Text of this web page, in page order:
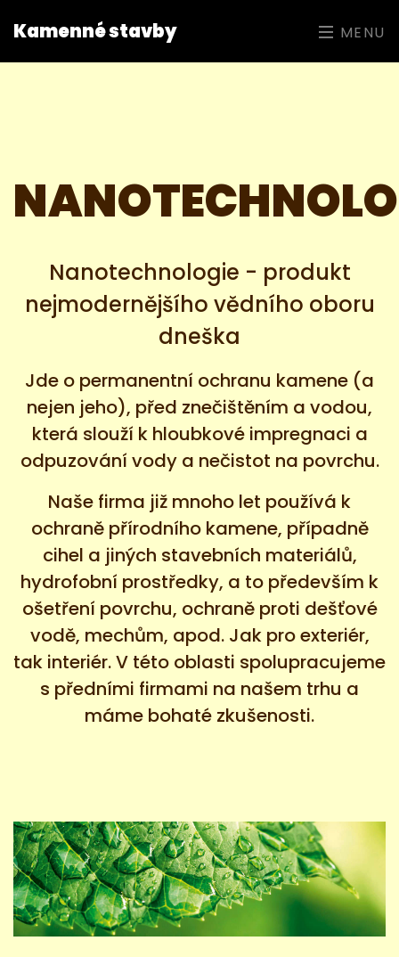
Kamenné stavby MENU
Nanotechnologie - produkt
nejmodernějšího vědního oboru
dneška
Jde o permanentní ochranu kamene (a
nejen jeho), před znečištěním a vodou,
která slouží k hloubkové impregnaci a
odpuzování vody a nečistot na povrchu.
Naše firma již mnoho let používá k
ochraně přírodního kamene, případně
cihel a jiných stavebních materiálů,
hydrofobní prostředky, a to především k
ošetření povrchu, ochraně proti dešťové
vodě, mechům, apod. Jak pro exteriér,
tak interiér. V této oblasti spolupracujeme
s předními firmami na našem trhu a
máme bohaté zkušenosti.